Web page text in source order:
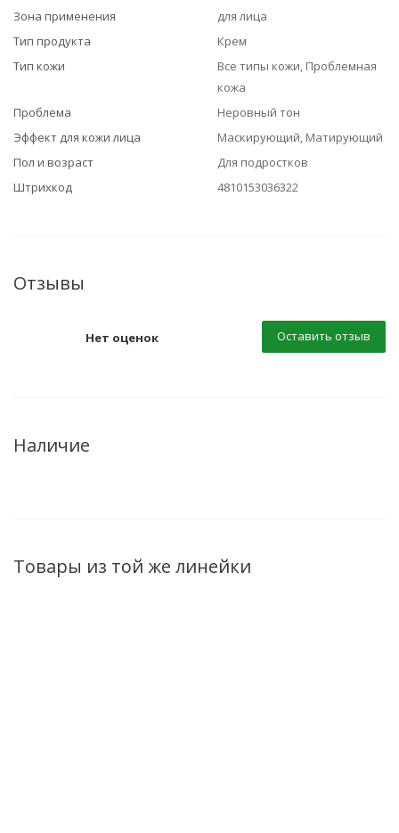
Зона применения
для лица
Тип продукта
Крем
Тип кожи
Все типы кожи, Проблемная
кожа
Проблема
Неровный тон
Эффект для кожи лица
Маскирующий, Матирующий
Пол и возраст
Для подростков
Штрихкод
4810153036322
Отзывы
Нет оценок Оставить отзыв
Наличие
Товары из той же линейки